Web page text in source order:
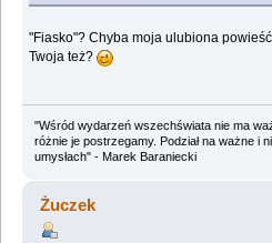
"Fiasko"? Chyba moja ulubiona
Twoja też?
"Wśród wydarzeń wszechświata nie ma
różnie je postrzegamy. Podział na ważne i
umysłach" - Marek Baraniecki
Żuczek